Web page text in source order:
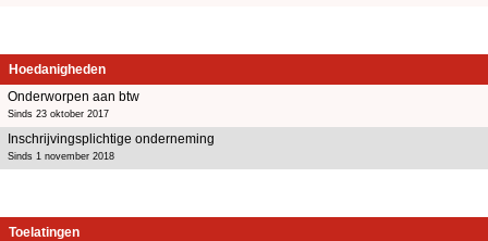
Hoedanigheden
Onderworpen aan btw
Sinds 23 oktober 2017
Inschrijvingsplichtige onderneming
Sinds 1 november 2018
Toelatingen